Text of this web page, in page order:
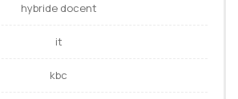
hybride docent
it
kbc